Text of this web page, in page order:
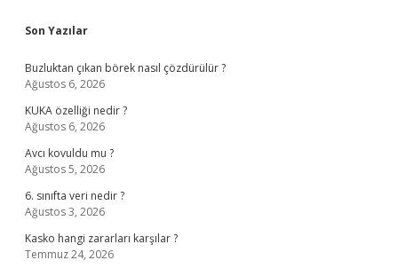
Sidebar
Son Yazılar
Buzluktan çıkan börek nasıl çözdürülür ?
Ağustos 6, 2026
KUKA özelliği nedir ?
Ağustos 6, 2026
Avcı kovuldu mu ?
Ağustos 5, 2026
6. sınıfta veri nedir ?
Ağustos 3, 2026
Kasko hangi zararları karşılar ?
Temmuz 24, 2026